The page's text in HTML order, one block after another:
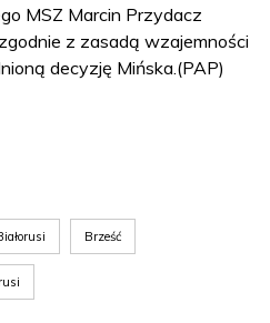
MSZ Marcin Przydacz
z zasadą wzajemności
decyzję Mińska.(PAP)
Brześć